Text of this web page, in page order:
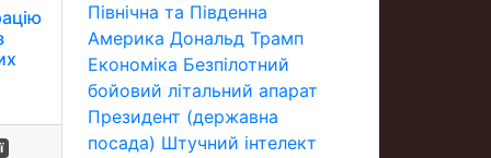
Північна та Південна
Америка Дональд Трамп
Економіка Безпілотний
бойовий літальний апарат
Президент (державна
посада) Штучний інтелект